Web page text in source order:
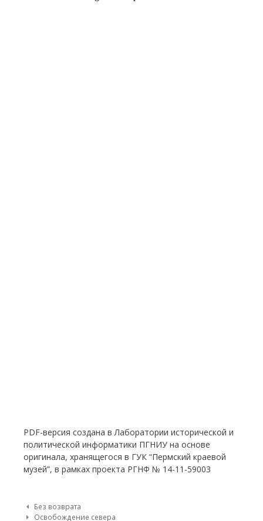
PDF-версия создана в Лаборатории исторической и
политической информатики ПГНИУ на основе
оригинала, хранящегося в ГУК “Пермский краевой
музей”, в рамках проекта РГНФ № 14-11-59003
Post navigation
Без возврата
Освобождение севера